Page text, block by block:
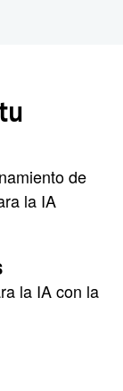
de
la IA
la IA con la